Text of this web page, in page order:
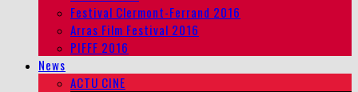
Festival Clermont-Ferrand 2016
Arras Film Festival 2016
PIFFF 2016
News
ACTU CINE